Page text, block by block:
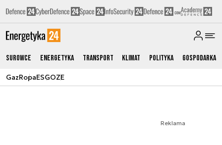
Surowce Energetyka Transport Klimat Polityka Gospodarka
GazRopaESGOZE
Reklama